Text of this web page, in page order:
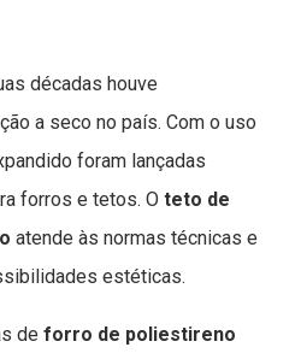
décadas houve
a seco no país. Com o uso
foram lançadas
forros e tetos. O teto de
atende às normas técnicas e
estéticas.
deforro de poliestireno